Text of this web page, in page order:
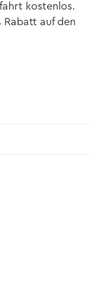
kostenlos.
Rabatt auf den